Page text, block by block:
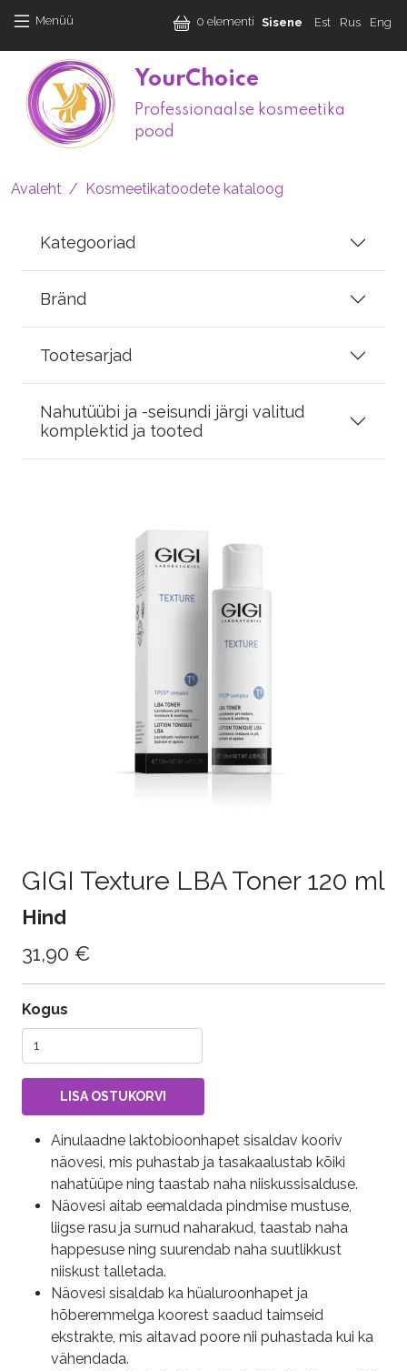
Menüü 0 elementi User
Sisene Est Rus Eng
YourChoice
Professionaalse kosmeetika
pood
Leivapuru
Avaleht Kosmeetikatoodete kataloog
GIGI Texture LBA Toner 120 ml
Hind
31,90 €
Kogus
Ainulaadne laktobioonhapet sisaldav kooriv
näovesi, mis puhastab ja tasakaalustab kõiki
nahatüüpe ning taastab naha niiskussisalduse.
Näovesi aitab eemaldada pindmise mustuse,
liigse rasu ja surnud naharakud, taastab naha
happesuse ning suurendab naha suutlikkust
niiskust talletada.
Näovesi sisaldab ka hüaluroonhapet ja
hõberemmelga koorest saadud taimseid
ekstrakte, mis aitavad poore nii puhastada kui ka
vähendada.
Kategooriad
Bränd
Tootesarjad
Nahutüübi ja -seisundi järgi valitud
komplektid ja tooted